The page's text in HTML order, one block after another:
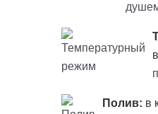
Полив: в